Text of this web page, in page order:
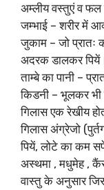
अम्लीय वस्तुएं व
जम्भाई – शरीर में
जुकाम – जो प्रातः
अदरक डालकर
ताम्बे का पानी –
किडनी – भूलकर भी
गिलास एक रेखीय
गिलास अंग्रेजो
पियें, लोटे का कम
अस्थमा , मधुमेह ,
वास्तु के अनुसार